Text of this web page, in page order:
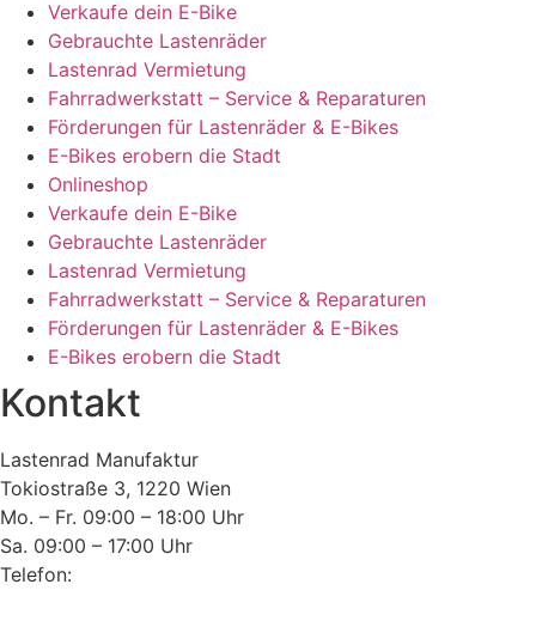
Verkaufe dein E-Bike
Gebrauchte Lastenräder
Lastenrad Vermietung
Fahrradwerkstatt – Service & Reparaturen
Förderungen für Lastenräder & E-Bikes
E-Bikes erobern die Stadt
Onlineshop
Verkaufe dein E-Bike
Gebrauchte Lastenräder
Lastenrad Vermietung
Fahrradwerkstatt – Service & Reparaturen
Förderungen für Lastenräder & E-Bikes
E-Bikes erobern die Stadt
Kontakt
Lastenrad Manufaktur
Tokiostraße 3, 1220 Wien
Mo. – Fr. 09:00 – 18:00 Uhr
Sa. 09:00 – 17:00 Uhr
Telefon: